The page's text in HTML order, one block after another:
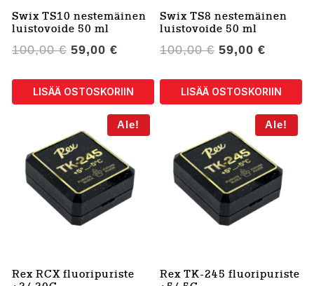
Swix TS10 nestemäinen
luistovoide 50 ml
100,00€ Alkuperäinen
oli:
100,00 €.
59,00 € Nykyinen
on:
59,00 €.
LISÄÄ OSTOSKORIIN
Swix TS8 nestemäinen
luistovoide 50 ml
100,00€ Alkuperäinen
oli:
100,00 €.
59,00 €
on:
59,00
LISÄÄ OSTOSKORIIN
Ale!
Rex RCX fluoripuriste
Ale!
Rex TK-245 fluoripuriste